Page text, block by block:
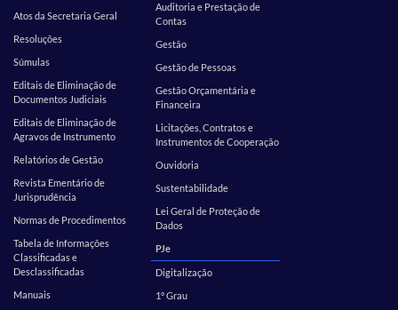
Atos da Secretaria Geral
Resoluções
Súmulas
Editais de Eliminação de
Documentos Judiciais
Editais de Eliminação de
Agravos de Instrumento
Relatórios de Gestão
Revista Ementário de
Jurisprudência
Normas de Procedimentos
Tabela de Informações
Classificadas e
Desclassificadas
Manuais
Auditoria e Prestação de
Contas
Gestão
Gestão de Pessoas
Gestão Orçamentária e
Financeira
Licitações, Contratos e
Instrumentos de Cooperação
Ouvidoria
Sustentabilidade
Lei Geral de Proteção de
Dados
PJe
Digitalização
1º Grau